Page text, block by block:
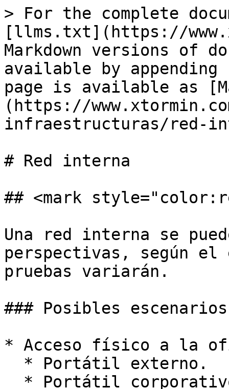
> For the complete
[llms.txt](https://
Markdown versions of
available by
page is available as
(https://
infraestructuras/red-
# Red interna
## <mark
Una red interna se
perspectivas, según
pruebas variarán.
### Posibles escenarios
* Acceso físico a la